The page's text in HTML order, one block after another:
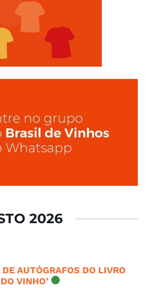
2026
AUTÓGRAFOS DO LIVRO
VINHO’